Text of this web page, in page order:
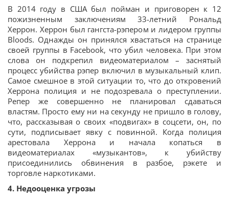
В 2014 году в США был пойман и приговорен к 12
пожизненным заключениям 33-летний Рональд
Херрон. Херрон был гангста-рэпером и лидером группы
Bloods. Однажды он принялся хвастаться на странице
своей группы в Facebook, что убил человека. При этом
слова он подкрепил видеоматериалом – заснятый
процесс убийства рэпер включил в музыкальный клип.
Самое смешное в этой ситуации то, что до откровений
Херрона полиция и не подозревала о преступлении.
Репер же совершенно не планировал сдаваться
властям. Просто ему ни на секунду не пришло в голову,
что, рассказывая о своих «подвигах» в соцсети, он, по
сути, подписывает явку с повинной. Когда полиция
арестовала Херрона и начала копаться в
видеоматериалах «музыкантов», к убийству
присоединились обвинения в разбое, рэкете и
торговле наркотиками.
4. Недооценка угрозы